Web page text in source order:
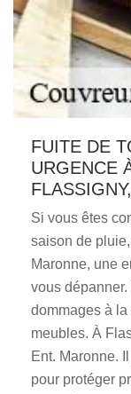
FUITE DE
URGENCE
Si vous êtes
saison de
Maronne, une
vous dépanner.
dommages à la
meubles. À
Ent. Maronne.
pour protéger